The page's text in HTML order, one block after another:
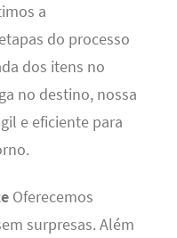
a
do processo
dos itens no
no destino, nossa
e eficiente para
Oferecemos
surpresas. Além